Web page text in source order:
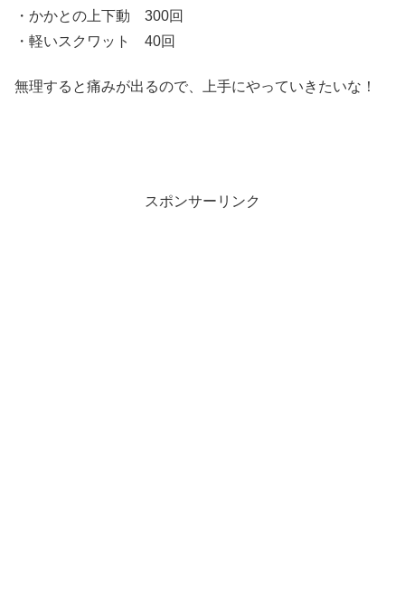
・かかとの上下動 300回
・軽いスクワット 40回
無理すると痛みが出るので、上手にやっていきたいな！
スポンサーリンク